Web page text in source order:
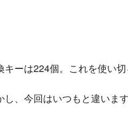
キーは224個。これを使い
し、今回はいつもと違いま